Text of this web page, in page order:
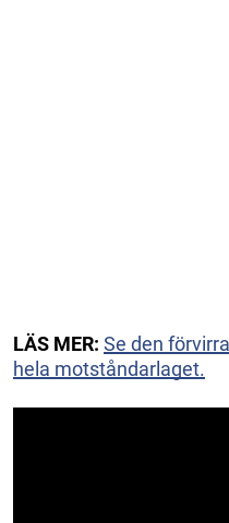
LÄS MER: Se den
hela motståndarlaget.